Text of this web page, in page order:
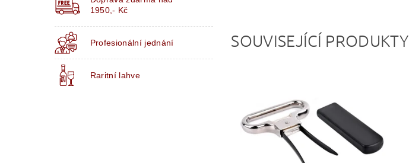
1950,- Kč
Profesionální jednání
Raritní lahve
SOUVISEJÍCÍ PRODUKTY